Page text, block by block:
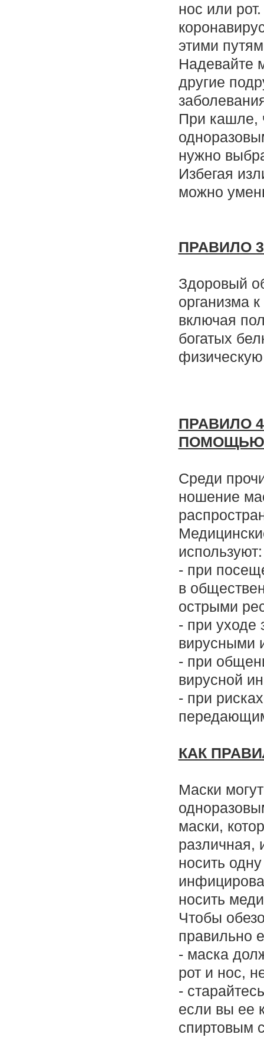
нос или
этими
Надевайте
другие
При кашле,
нужно
Избегая
можно
ПРАВИЛО
Здоровый
организма
включая
богатых
физическую
ПРАВИЛО
ПОМОЩЬЮ
Среди
ношение
- при
в
острыми
- при уходе
- при
вирусной
- при
КАК
Маски
маски,
различная,
носить
носить
Чтобы
правильно
- маска
рот и нос,
-
если вы ее
спиртовым